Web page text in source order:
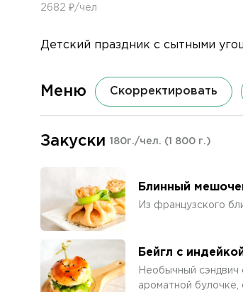
2682 ₽/чел
Детский праздник с сытными
Меню Скорректировать
Закуски 180г./чел. (1 800 г.)
Блинный
Из французского
Бейгл с
Необычный сэндвич
ароматной